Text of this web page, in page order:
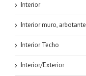
Interior
Interior muro, arbotante
Interior Techo
Interior/Exterior